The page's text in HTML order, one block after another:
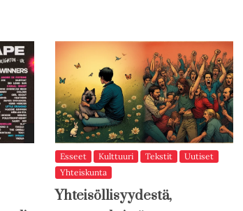
Esseet Kulttuuri Tekstit
Uutiset
Yhteiskunta
Yhteisöllisyydestä,